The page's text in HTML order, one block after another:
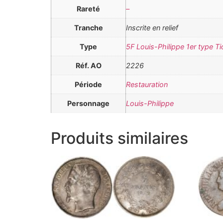
Rareté –
Tranche Inscrite en relief
Type 5F Louis-Philippe 1er type
Réf. AO 2226
Période Restauration
Personnage Louis-Philippe
Produits similaires